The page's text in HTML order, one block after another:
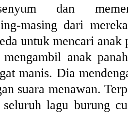
dan
masing dari
untuk mencari anak
anak
manis. Dia
suara menawan.
seluruh lagu burung